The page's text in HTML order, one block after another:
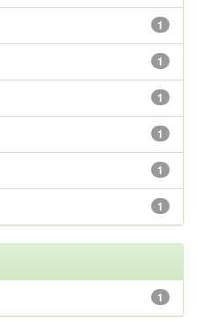
1
1
1
1
1
1
1